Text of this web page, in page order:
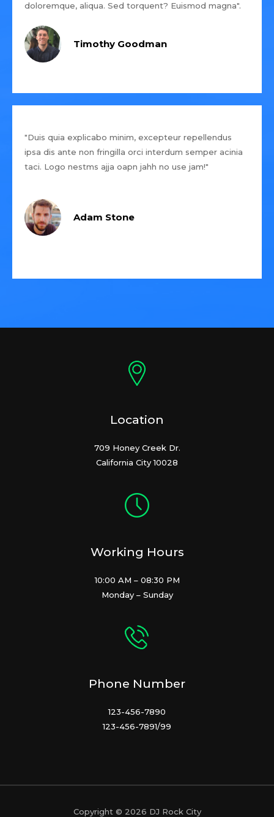
doloremque, aliqua. Sed torquent? Euismod magna".
Timothy Goodman
"Duis quia explicabo minim, excepteur repellendus
ipsa dis ante non fringilla orci interdum semper acinia
taci. Logo nestms ajja oapn jahh no use jam!"
Adam Stone
Location
709 Honey Creek Dr.
California City 10028
Working Hours
10:00 AM – 08:30 PM
Monday – Sunday
Phone Number
123-456-7890
123-456-7891/99
Copyright © 2026 DJ Rock City